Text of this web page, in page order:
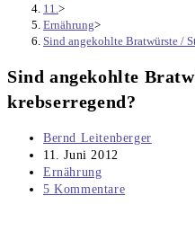
11. >
Ernährung>
Sind angekohlte Bratwürste /
Sind angekohlte
krebserregend?
Beitrags-
Autor:
Bernd Leitenberger
Beitrag
veröffentlicht:
11. Juni 2012
Beitrags-
Kategorie:
Ernährung
Beitrags-
5 Kommentare